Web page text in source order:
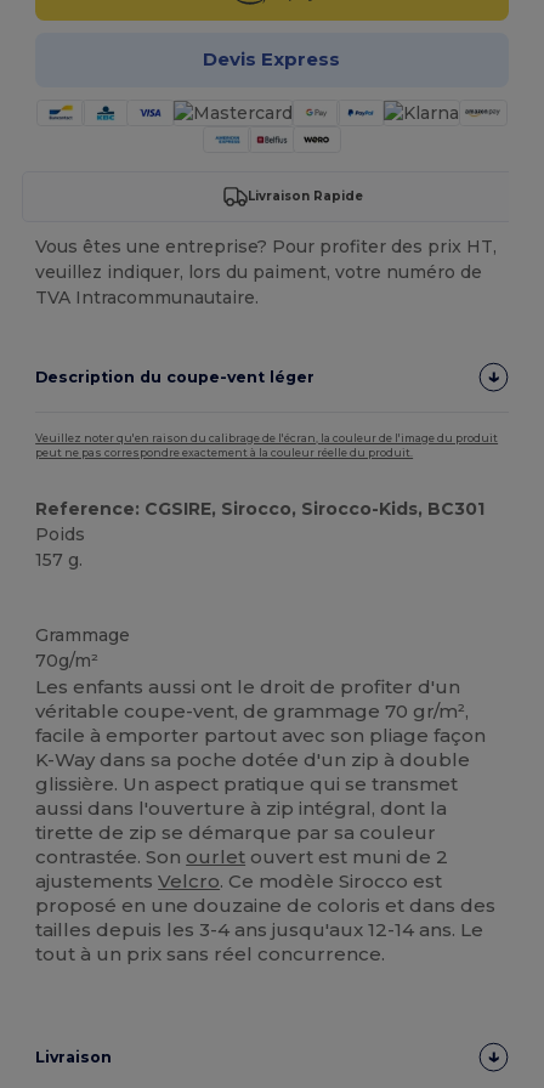
Devis Express
Livraison Rapide
Vous êtes une entreprise? Pour profiter des prix HT,
veuillez indiquer, lors du paiment, votre numéro de
TVA Intracommunautaire.
Description du coupe-vent léger
Veuillez noter qu'en raison du calibrage de l'écran, la couleur de l'image du produit
peut ne pas correspondre exactement à la couleur réelle du produit.
Reference: CGSIRE, Sirocco, Sirocco-Kids, BC301
Poids
157 g.
Grammage
70g/m²
Les enfants aussi ont le droit de profiter d'un
véritable coupe-vent, de grammage 70 gr/m²,
facile à emporter partout avec son pliage façon
K-Way dans sa poche dotée d'un zip à double
glissière. Un aspect pratique qui se transmet
aussi dans l'ouverture à zip intégral, dont la
tirette de zip se démarque par sa couleur
contrastée. Son ourlet ouvert est muni de 2
ajustementsVelcro. Ce modèle Sirocco est
proposé en une douzaine de coloris et dans des
tailles depuis les 3-4 ans jusqu'aux 12-14 ans. Le
tout à un prix sans réel concurrence.
Livraison